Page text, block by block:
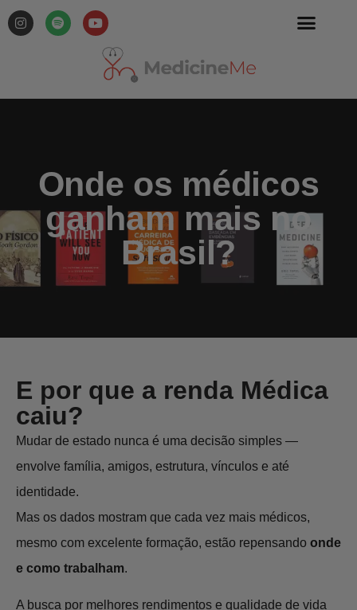
Onde os médicos
ganham mais no
Brasil?
E por que a renda Médica
caiu?
Mudar de estado nunca é uma decisão simples —
envolve família, amigos, estrutura, vínculos e até
identidade.
Mas os dados mostram que cada vez mais médicos,
mesmo com excelente formação, estão repensando onde
e como trabalham.
A busca por melhores rendimentos e qualidade de vida